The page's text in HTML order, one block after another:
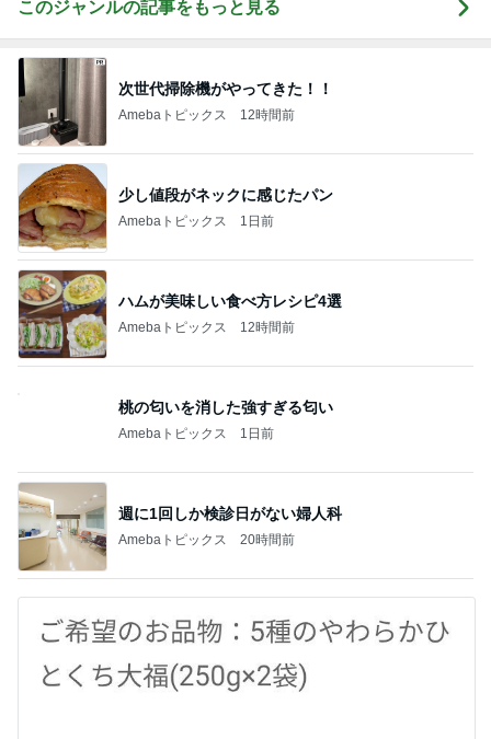
このジャンルの記事をもっと見る
次世代掃除機がやってきた！！
Amebaトピックス 12時間前
少し値段がネックに感じたパン
Amebaトピックス 1日前
ハムが美味しい食べ方レシピ4選
Amebaトピックス 12時間前
桃の匂いを消した強すぎる匂い
Amebaトピックス 1日前
週に1回しか検診日がない婦人科
Amebaトピックス 20時間前